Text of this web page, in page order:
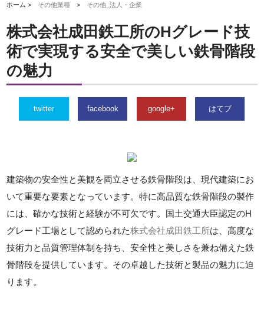
ホーム > その他業種 > その他_法人・企業
株式会社成田鉄工所のHグレード技
術で実現する安全で美しい鉄骨階段
の魅力
twitter facebook google+ はてブ
建築物の安全性と美観を両立させる鉄骨階段は、現代建築にお
いて重要な要素となっています。特に高品質な鉄骨階段の製作
には、確かな技術と経験が不可欠です。国土交通大臣認定のH
グレード工場として認められた株式会社成田鉄工所は、高度な
技術力と品質管理体制を持ち、安全性と美しさを兼ね備えた鉄
骨階段を提供しています。その卓越した技術と製品の魅力に迫
ります。